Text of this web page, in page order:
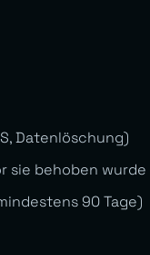
Datenlöschung)
sie behoben wurde
90 Tage)